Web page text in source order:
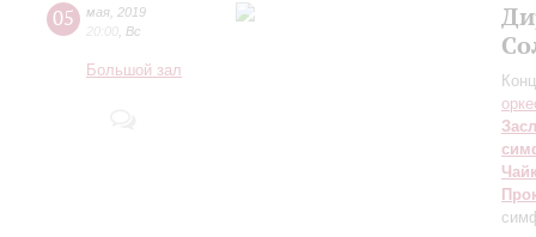
05 мая 2019
20:00 Вс
Большой зал